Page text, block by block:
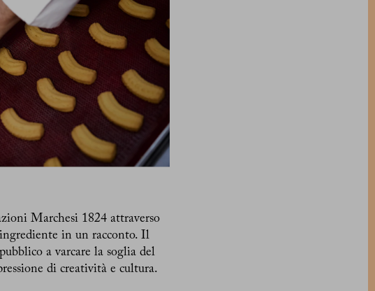
Marchesi 1824 attraverso
in un racconto. Il
a varcare la soglia del
di creatività e cultura.